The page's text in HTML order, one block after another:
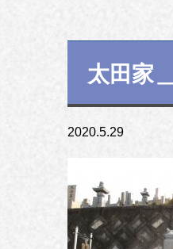
太田家
2020.5.29